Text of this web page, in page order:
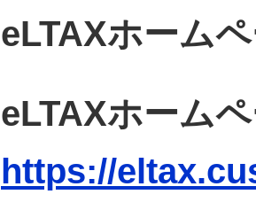
eLTAXホーム
eLTAXホーム
https://